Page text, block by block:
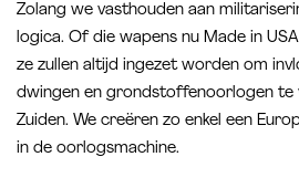
Zolang we vasthouden aan
logica. Of die wapens nu Made in
ze zullen altijd ingezet worden om
dwingen en grondstoffenoorlogen te
Zuiden. We creëren zo enkel een
in de oorlogsmachine.